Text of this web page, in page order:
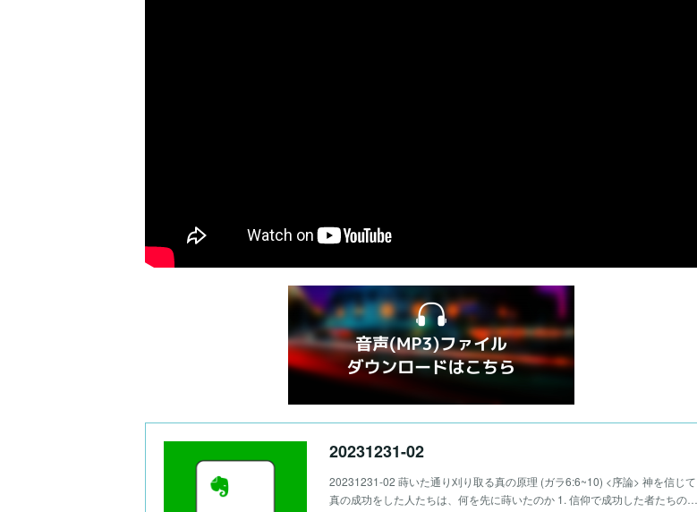
20231231-02
20231231-02 蒔いた通り刈り取る真の原理 (ガラ6:6~10) <序論> 神を信じて
真の成功をした人たちは、何を先に蒔いたのか 1. 信仰で成功した者たちの…